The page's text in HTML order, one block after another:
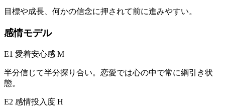
目標や成長、何かの信念に押されて前に進みやすい。
感情モデル
E1 愛着安心感 M
半分信じて半分探り合い。恋愛では心の中で常に綱引き状
態。
E2 感情投入度 H